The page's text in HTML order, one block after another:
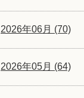
2026年06月 (70)
2026年05月 (64)